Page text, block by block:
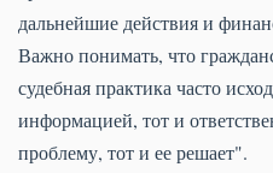
дальнейшие действия и
Важно понимать, что
судебная практика часто
информацией, тот и
проблему, тот и ее решает".